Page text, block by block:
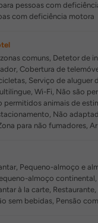
pessoas com
com deficiência motora
comuns, Detetor de
Cobertura de
Serviço de aluguer
Wi-Fi, Não são
permitidos animais de
Não
para não fumadores,
Pequeno-almoço e
almoço
à la carte,
sem bebidas, Pensão